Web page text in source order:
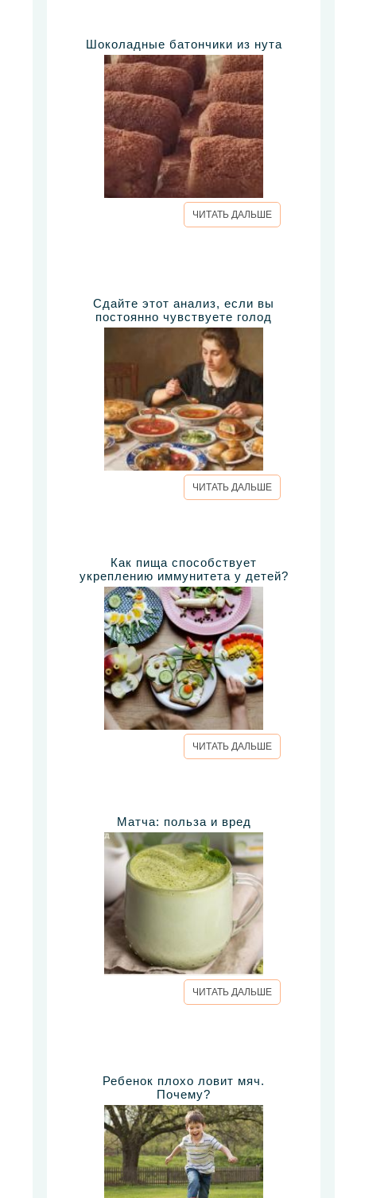
Шоколадные батончики из нута
ЧИТАТЬ ДАЛЬШЕ
Сдайте этот анализ, если вы
постоянно чувствуете голод
ЧИТАТЬ ДАЛЬШЕ
Как пища способствует
укреплению иммунитета у детей?
ЧИТАТЬ ДАЛЬШЕ
Матча: польза и вред
ЧИТАТЬ ДАЛЬШЕ
Ребенок плохо ловит мяч.
Почему?